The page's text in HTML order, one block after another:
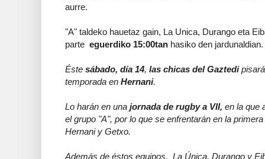
aurre.
"A" taldeko hauetaz gain, La Unica, Durango eta
parte eguerdiko 15:00tan hasiko den jardunaldian.
Éste sábado, día 14, las chicas del Gaztedi
temporada en Hernani.
Lo harán en una jornada de rugby a VII, en la que
el grupo "A", por lo que se enfrentarán en la
Hernani y Getxo.
Además de éstos equipos, La Única, Durango y